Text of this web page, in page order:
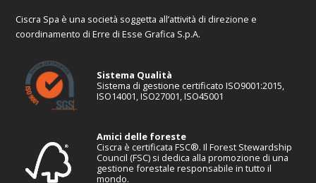
Ciscra Spa è una società soggetta all’attività di direzione e
coordinamento di Erre di Esse Grafica S.p.A.
Sistema Qualità
Sistema di gestione certificato ISO9001:2015,
ISO14001, ISO27001, ISO45001
Amici delle foreste
Ciscra è certificata FSC®. Il Forest Stewardship
Council (FSC) si dedica alla promozione di una
gestione forestale responsabile in tutto il
mondo.